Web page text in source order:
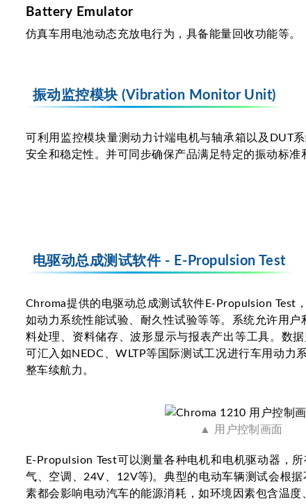
Battery Emulator
仿真车用电池动态充放电行为，具备能量回收功能等。
振动监控模块 (Vibration Monitor Unit)
可利用监控模块量测动力计端电机与轴承箱以及DUT
安全和稳定性。并可同步确保产品满足特定的振动标准
电驱动总成测试软件 - E-Propulsion Test
Chroma提供的电驱动总成测试软件E-Propulsion Test
如动力系统性能试验、耐久性试验等等。系统允许用
料处理、资料储存、波形显示与报表产出等工具。数
可汇入如NEDC、WLTP等国际测试工况进行车用动
整车续航力。
▲ 用户控制画面
E-Propulsion Test可以测量各种电机和电机驱动器，
气、空调、24V、12V等)。典型的电动车辆测试会根
素都会影响电动汽车的能源消耗，如环境因素包含温